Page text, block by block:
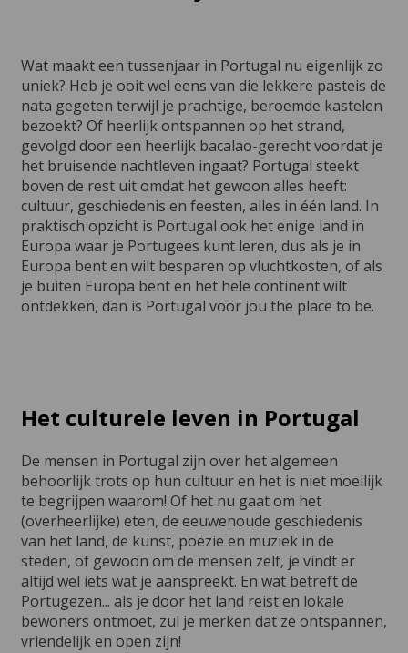
Wat maakt een tussenjaar in Portugal nu eigenlijk zo
uniek? Heb je ooit wel eens van die lekkere pasteis de
nata gegeten terwijl je prachtige, beroemde kastelen
bezoekt? Of heerlijk ontspannen op het strand,
gevolgd door een heerlijk bacalao-gerecht voordat je
het bruisende nachtleven ingaat? Portugal steekt
boven de rest uit omdat het gewoon alles heeft:
cultuur, geschiedenis en feesten, alles in één land. In
praktisch opzicht is Portugal ook het enige land in
Europa waar je Portugees kunt leren, dus als je in
Europa bent en wilt besparen op vluchtkosten, of als
je buiten Europa bent en het hele continent wilt
ontdekken, dan is Portugal voor jou the place to be.
Het culturele leven in Portugal
De mensen in Portugal zijn over het algemeen
behoorlijk trots op hun cultuur en het is niet moeilijk
te begrijpen waarom! Of het nu gaat om het
(overheerlijke) eten, de eeuwenoude geschiedenis
van het land, de kunst, poëzie en muziek in de
steden, of gewoon om de mensen zelf, je vindt er
altijd wel iets wat je aanspreekt. En wat betreft de
Portugezen... als je door het land reist en lokale
bewoners ontmoet, zul je merken dat ze ontspannen,
vriendelijk en open zijn!